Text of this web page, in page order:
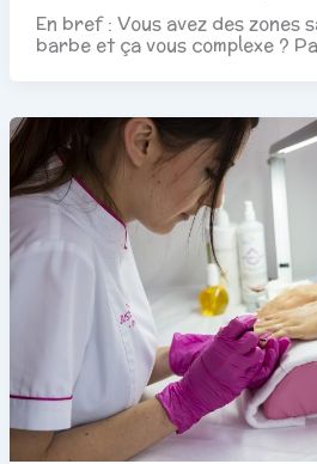
En bref : Vous avez des zones
barbe et ça vous complexe ?